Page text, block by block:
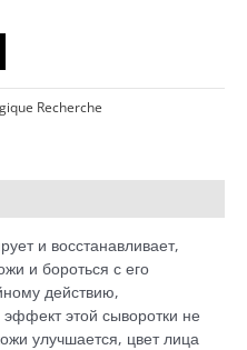
Recherche
и восстанавливает,
и бороться с его
действию,
этой сыворотки не
улучшается, цвет лица